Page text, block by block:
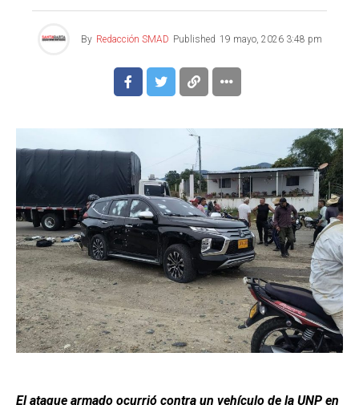
By Redacción SMAD Published 19 mayo, 2026 3:48 pm
El ataque armado ocurrió contra un vehículo de la UNP en